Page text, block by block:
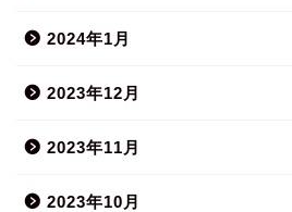
2024年1月
2023年12月
2023年11月
2023年10月